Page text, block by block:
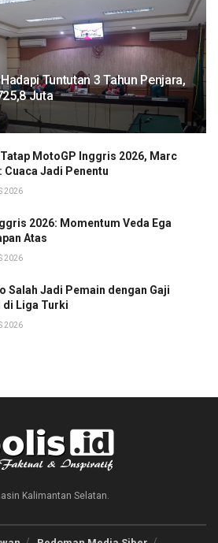
Tuntutan 3 Tahun Penjara,
Juta
MotoGP Inggris 2026, Marc
Cuaca Jadi Penentu
2026
2026: Momentum Veda Ega
Atas
2026
Salah Jadi Pemain dengan Gaji
Liga Turki
2026
Kalimantan Selatan.